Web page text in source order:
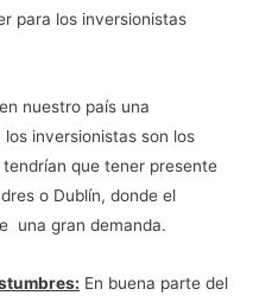
para los inversionistas
nuestro país una
inversionistas son los
que tener presente
o Dublín, donde el
una gran demanda.
En buena parte del